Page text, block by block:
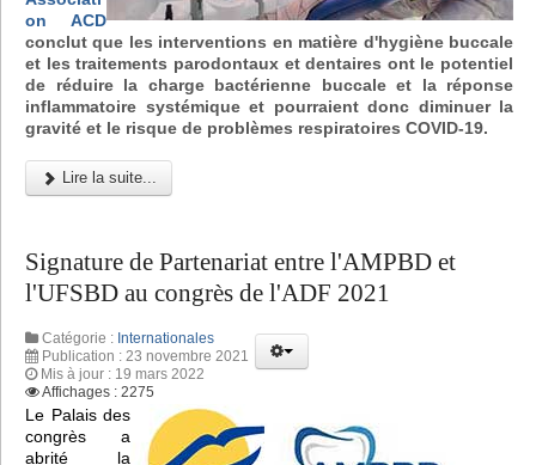
on ACD
conclut que les interventions en matière d'hygiène buccale
et les traitements parodontaux et dentaires ont le potentiel
de réduire la charge bactérienne buccale et la réponse
inflammatoire systémique et pourraient donc diminuer la
gravité et le risque de problèmes respiratoires COVID-19.
Lire la suite...
Signature de Partenariat entre l'AMPBD et
l'UFSBD au congrès de l'ADF 2021
Catégorie : Internationales
Publication : 23 novembre 2021
Mis à jour : 19 mars 2022
Affichages : 2275
Le Palais des
congrès a
abrité la